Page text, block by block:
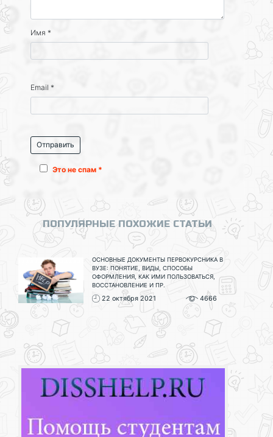
Имя *
Email *
Это не спам *
ПОПУЛЯРНЫЕ ПОХОЖИЕ СТАТЬИ
ОСНОВНЫЕ ДОКУМЕНТЫ ПЕРВОКУРСНИКА В
ВУЗЕ: ПОНЯТИЕ, ВИДЫ, СПОСОБЫ
ОФОРМЛЕНИЯ, КАК ИМИ ПОЛЬЗОВАТЬСЯ,
ВОССТАНОВЛЕНИЕ И ПР.
22 октября 2021 4666